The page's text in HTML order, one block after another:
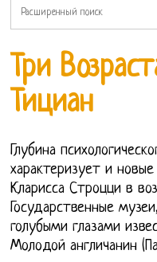
Три
Тициан
Глубина
характеризует и
Кларисса Строцци в
Государственные
голубыми глазами
Молодой англичанин